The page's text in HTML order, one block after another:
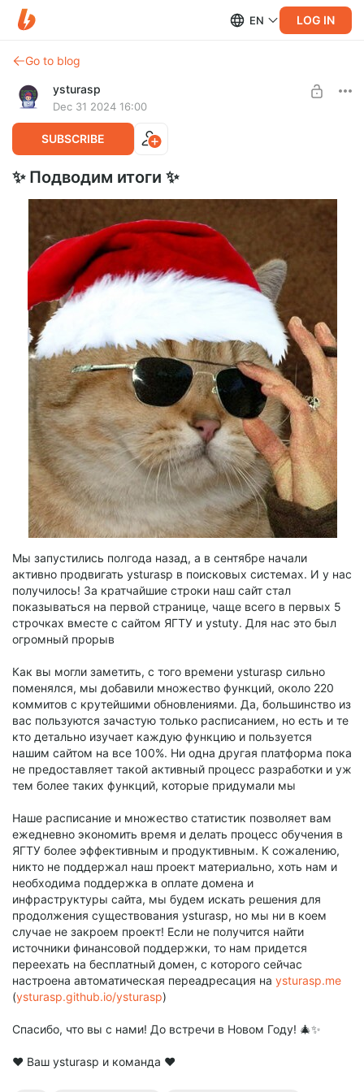
EN LOG IN
Go to blog
ysturasp
Dec 31 2024 16:00
SUBSCRIBE
✨ Подводим итоги ✨
Мы запустились полгода назад, а в сентябре начали
активно продвигать ysturasp в поисковых системах. И у нас
получилось! За кратчайшие строки наш сайт стал
показываться на первой странице, чаще всего в первых 5
строчках вместе с сайтом ЯГТУ и ystuty. Для нас это был
огромный прорыв
Как вы могли заметить, с того времени ysturasp сильно
поменялся, мы добавили множество функций, около 220
коммитов с крутейшими обновлениями. Да, большинство из
вас пользуются зачастую только расписанием, но есть и те
кто детально изучает каждую функцию и пользуется
нашим сайтом на все 100%. Ни одна другая платформа пока
не предоставляет такой активный процесс разработки и уж
тем более таких функций, которые придумали мы
Наше расписание и множество статистик позволяет вам
ежедневно экономить время и делать процесс обучения в
ЯГТУ более эффективным и продуктивным. К сожалению,
никто не поддержал наш проект материально, хоть нам и
необходима поддержка в оплате домена и
инфраструктуры сайта, мы будем искать решения для
продолжения существования ysturasp, но мы ни в коем
случае не закроем проект! Если не получится найти
источники финансовой поддержки, то нам придется
переехать на бесплатный домен, с которого сейчас
настроена автоматическая переадресация на ysturasp.me
(ysturasp.github.io/ysturasp)
Спасибо, что вы с нами! До встречи в Новом Году! 🎄✨
❤️ Ваш ysturasp и команда ❤️